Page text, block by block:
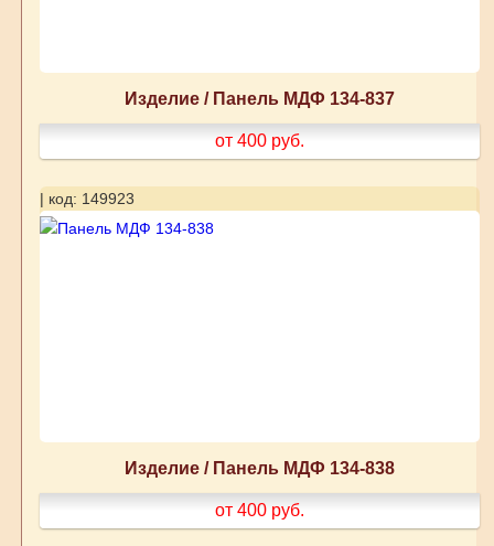
Изделие / Панель МДФ 134-837
от 400 руб.
| код: 149923
Изделие / Панель МДФ 134-838
от 400 руб.